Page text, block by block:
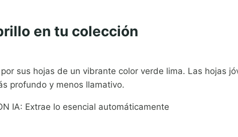
en tu colección
sus hojas de un vibrante color verde lima. Las hojas
profundo y menos llamativo.
IA: Extrae lo esencial automáticamente